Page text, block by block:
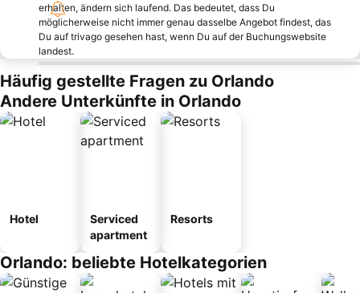
erhalten, ändern sich laufend. Das bedeutet, dass Du
möglicherweise nicht immer genau dasselbe Angebot findest, das
Du auf trivago gesehen hast, wenn Du auf der Buchungswebsite
landest.
Häufig gestellte Fragen zu Orlando
Andere Unterkünfte in Orlando
Hotel
Serviced
apartment
Resorts
Orlando: beliebte Hotelkategorien